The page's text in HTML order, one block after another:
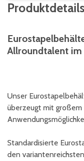
Produktdetails
Allroundtalent im
Unser
überzeugt mit
Standardisierte
den